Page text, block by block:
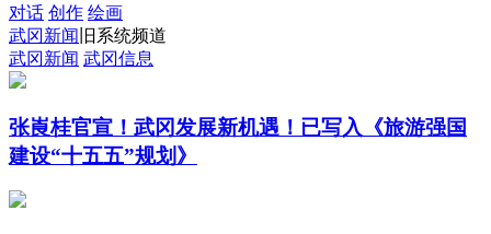
对话 创作 绘画
武冈新闻 旧系统频道
武冈新闻 武冈信息
张崀桂官宣！武冈发展新机遇！已写入《旅游强国
建设“十五五”规划》